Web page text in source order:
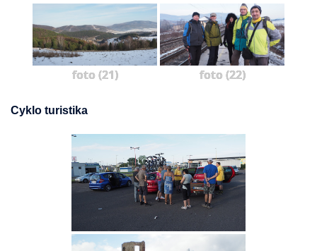
foto (21) foto (22)
Cyklo turistika